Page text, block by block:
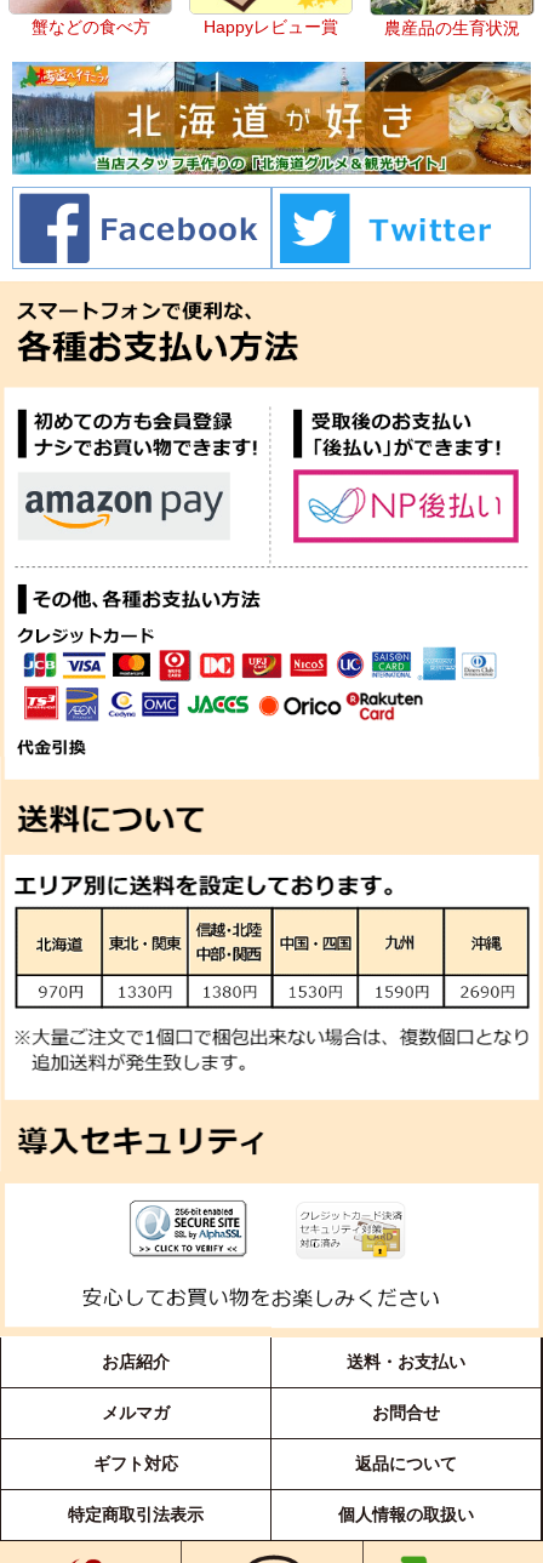
蟹などの食べ方 Happyレビュー賞 農産品の生育状況
お店紹介 送料・お支払い
メルマガ お問合せ
ギフト対応 返品について
特定商取引法表示 個人情報の取扱い